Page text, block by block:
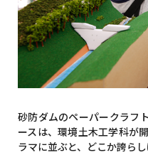
砂防ダムのペーパークラフ
ースは、環境土木工学科が
ラマに並ぶと、どこか誇らし